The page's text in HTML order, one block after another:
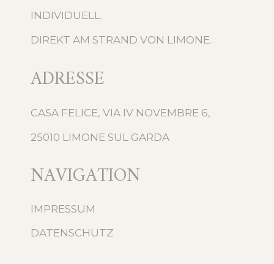
INDIVIDUELL.
DIREKT AM STRAND VON LIMONE.
ADRESSE
CASA FELICE, VIA IV NOVEMBRE 6,
25010 LIMONE SUL GARDA
NAVIGATION
IMPRESSUM
DATENSCHUTZ